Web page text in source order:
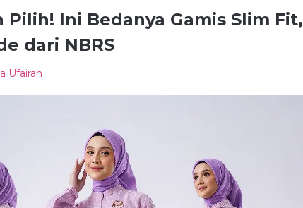
Pilih! Ini Bedanya Gamis Slim Fit,
dari NBRS
Ufairah